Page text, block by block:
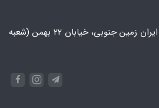
تهران، پونک، خیابان ایران زمین جنوبی، خیابان 22 بهمن (شعبه